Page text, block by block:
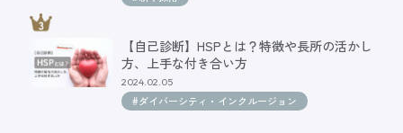
【自己診断】HSPとは？特徴や長所の活かし
方、上手な付き合い方
2024.02.05
#ダイバーシティ・インクルージョン